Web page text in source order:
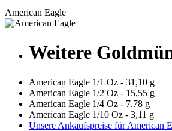
American Eagle
Weitere
American Eagle 1/1 Oz - 31,10 g
American Eagle 1/2 Oz - 15,55 g
American Eagle 1/4 Oz - 7,78 g
American Eagle 1/10 Oz - 3,11 g
Unsere Ankaufspreise für American